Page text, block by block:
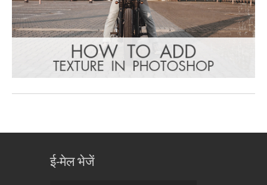
ई-मेल भेजें